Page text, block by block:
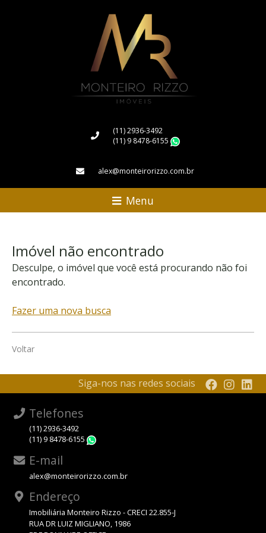
(11) 2936-3492
(11) 9 8478-6155
alex@monteirorizzo.com.br
Menu
Imóvel não encontrado
Desculpe, o imóvel que você está procurando não foi
encontrado.
Fazer uma nova busca
Voltar
Siga-nos nas redes sociais
Telefones
(11) 2936-3492
(11) 9 8478-6155
E-mail
alex@monteirorizzo.com.br
Endereço
Imobiliária Monteiro Rizzo - CRECI 22.855-J
RUA DR LUIZ MIGLIANO, 1986